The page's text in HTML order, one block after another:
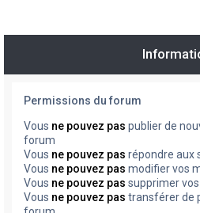
Permissions du forum
Vous ne pouvez pas publier de
forum
Vous ne pouvez pas répondre aux
Vous ne pouvez pas modifier vos
Vous ne pouvez pas supprimer
Vous ne pouvez pas transférer de